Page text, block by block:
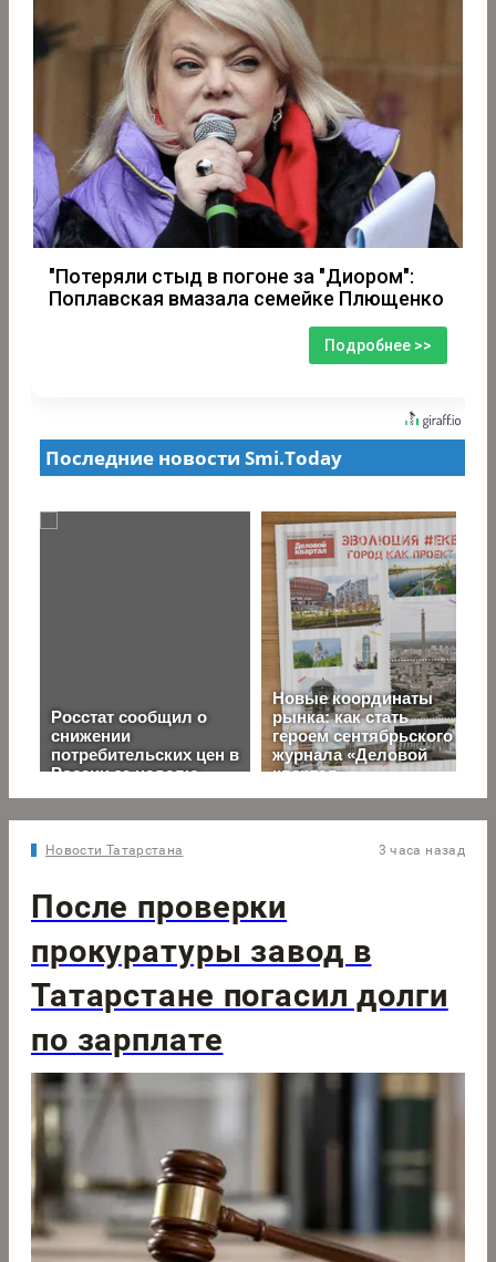
"Потеряли стыд в погоне за "Диором":
Поплавская вмазала семейке Плющенко
Подробнее >>
Новости Татарстана 3 часа назад
После проверки
прокуратуры завод в
Татарстане погасил долги
по зарплате